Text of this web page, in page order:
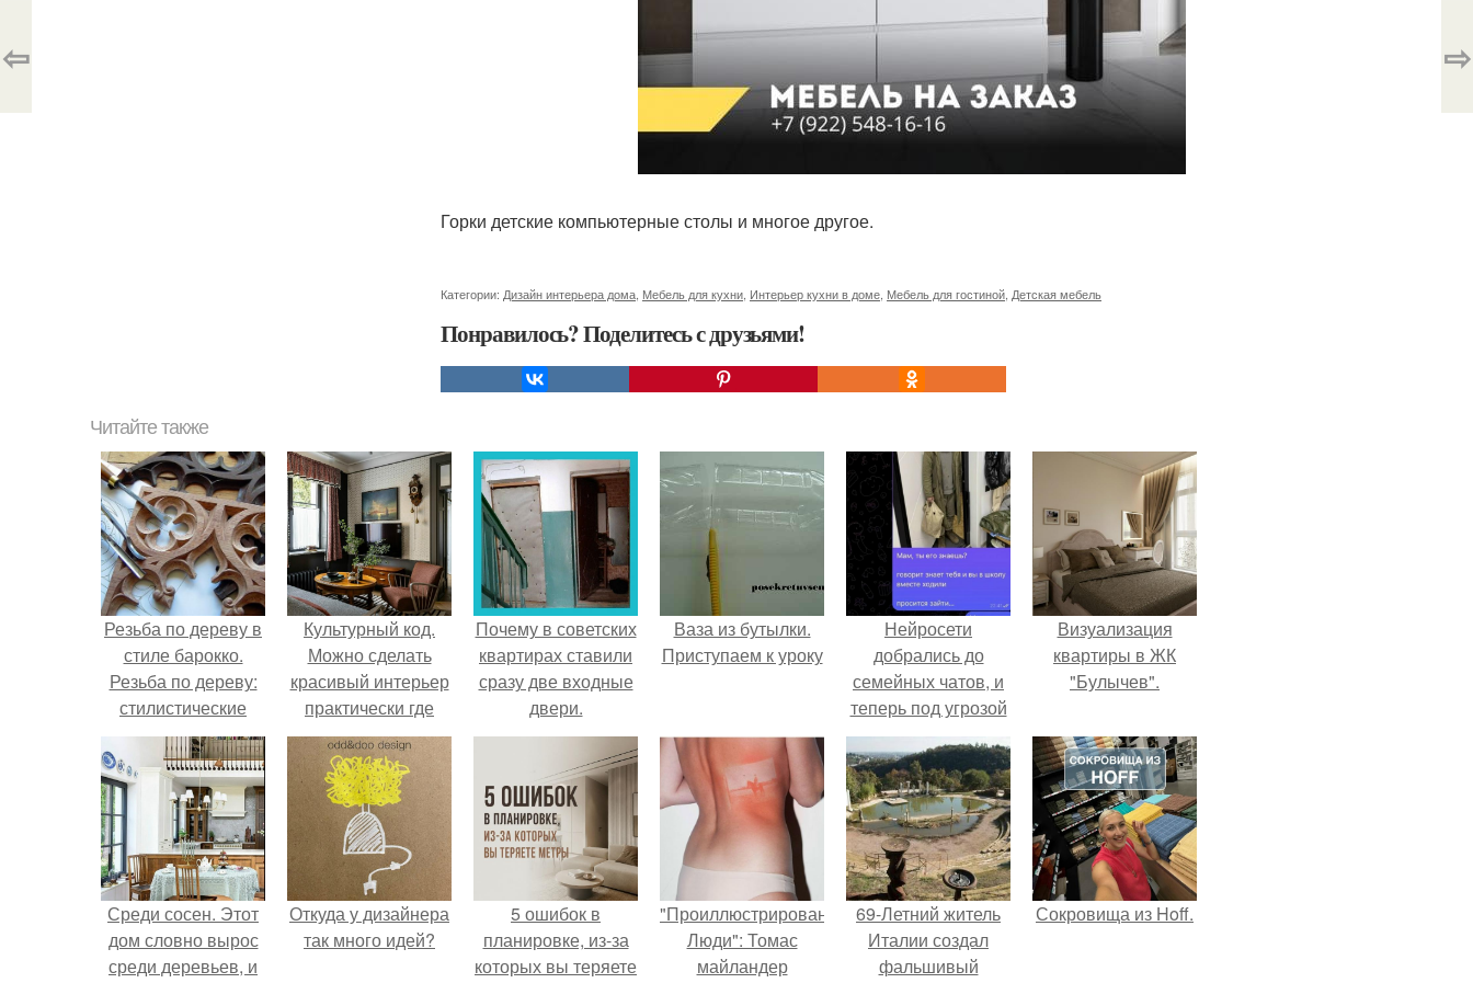
Горки детские компьютерные столы и многое другое.
Категории: Дизайн интерьера дома Мебель для кухни Интерьер кухни в доме Мебель для гостиной Детская мебель
Понравилось? Поделитесь с друзьями!
⇦ ⇨
Читайте также
Резьба по дереву в
стиле барокко.
Резьба по дереву:
стилистические
направления и
характерные узоры.
Культурный код.
Можно сделать
красивый интерьер
практически где
угодно.
Почему в советских
квартирах ставили
сразу две входные
двери.
Ваза из бутылки.
Приступаем к уроку
Нейросети
добрались до
семейных чатов, и
теперь под угрозой
мамины нервы.
Визуализация
квартиры в ЖК
"Булычев".
Среди сосен. Этот
дом словно вырос
среди деревьев, и
Откуда у дизайнера
так много идей?
5 ошибок в
планировке, из-за
которых вы теряете
"Проиллюстрированные
Люди": Томас
майландер
69-Летний житель
Италии создал
фальшивый
Сокровища из Hoff.